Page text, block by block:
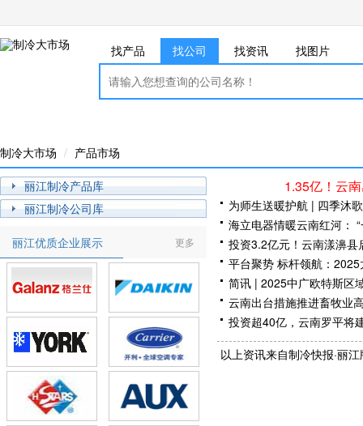
找产品 找公司 找资讯 找图片
制冷大市场 产品市场
丽江制冷产品库
丽江制冷公司库
更多
丽江优质企业展示
1.35亿！云
为师生送暖护航 | 四季沐
海立电器情暖云南红河：
当
投资3.2亿元！云南漾濞县
平台聚势 标杆领航：
简讯 | 2025中广欧特斯区
云南出台措施推进畜牧业
投资超40亿，云南罗平将
以上资讯来自制冷快报·丽江